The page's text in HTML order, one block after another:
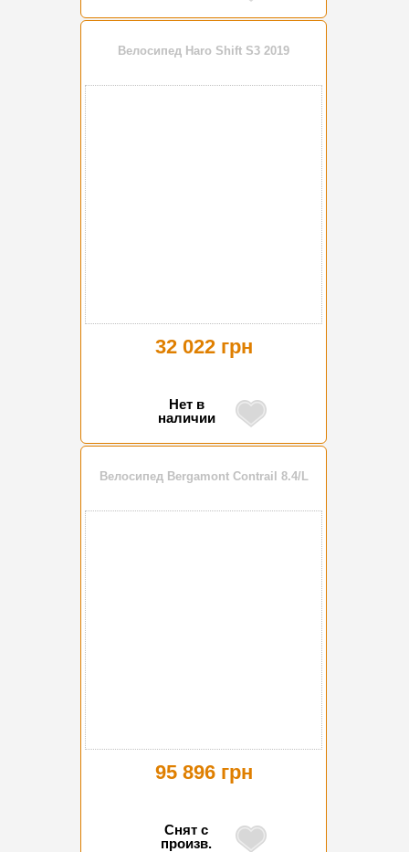
Велосипед Haro Shift S3 2019
32 022 грн
Нет в
наличии
Велосипед Bergamont Contrail 8.4/L
95 896 грн
Снят с
произв.